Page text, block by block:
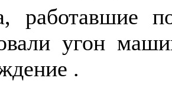
угон
.